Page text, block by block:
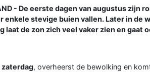
- De eerste dagen van augustus
enkele stevige buien vallen. Later in de
laat de zon zich veel vaker zien en gaat
zaterdag, overheerst de bewolking en